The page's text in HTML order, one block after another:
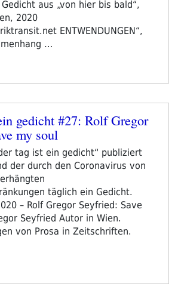
aus „von hier bis bald“,
2020
ENTWENDUNGEN“,
…
gedicht #27: Rolf Gregor
my soul
tag ist ein gedicht“ publiziert
der durch den Coronavirus von
täglich ein Gedicht.
– Rolf Gregor Seyfried: Save
Seyfried Autor in Wien.
von Prosa in Zeitschriften.